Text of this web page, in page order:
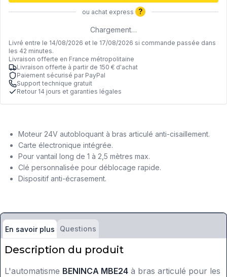
ou achat express ?
Chargement…
Livré entre le 14/08/2026 et le 17/08/2026 si commande passée dans
les 42 minutes.
Livraison offerte en France métropolitaine
Livraison offerte à partir de 150 € d'achat
Paiement sécurisé par PayPal
Support technique gratuit
Retour 14 jours et garanties légales
Moteur 24V autobloquant à bras articulé anti-cisaillement.
Carte électronique intégrée.
Pour vantail long de 1 à 2,5 mètres max.
Clé personnalisée pour déblocage rapide.
Dispositif anti-écrasement.
En savoir plus Questions
Description du produit
L'automatisme BENINCA MBE24 à bras articulé pour les